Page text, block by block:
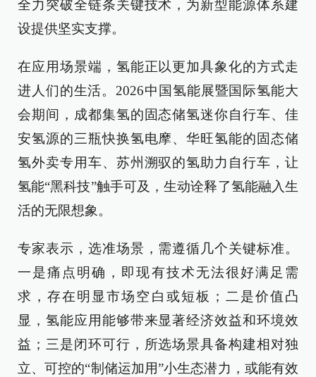
全力突破全链条关键技术，为新型能源体系建
设提供坚实支撑。
在应用场景端，氢能正以更加具象化的方式走
进人们的生活。2026中国氢能展暨国际氢能大
会期间，成都集氢的固态储氢迷你自行车、佳
安氢源的三瓶快换氢电摩、华旺氢能的固态储
氢外卖专用车、苏州溯驭的氢助力自行车，让
氢能“黑科技”触手可及，生动诠释了氢能融入生
活的无限想象。
专家表示，选准场景，需遵循几个关键标准。
一是痛点明确，即现有技术无法很好满足需
求，存在明显市场空白或短板；二是价值凸
显，氢能应用能够带来显著经济效益和环境效
益；三是闭环可行，所选场景具备构建相对独
立、可控的“制储运加用”小生态潜力，或能有效